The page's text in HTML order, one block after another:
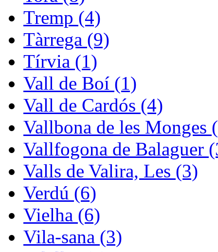
Tremp (4)
Tàrrega (9)
Tírvia (1)
Vall de Boí (1)
Vall de Cardós (4)
Vallbona de les Monges
Vallfogona de Balaguer
Valls de Valira, Les (3)
Verdú (6)
Vielha (6)
Vila-sana (3)